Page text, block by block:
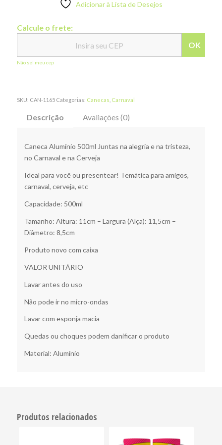
Adicionar à Lista de Desejos
Calcule o frete:
OK
Não sei meu cep
SKU: CAN-1165 Categorias: Canecas Carnaval
Descrição Avaliações (0)
Caneca Alumínio 500ml Juntas na alegria e na tristeza,
no Carnaval e na Cerveja
Ideal para você ou presentear! Temática para amigos,
carnaval, cerveja, etc
Capacidade: 500ml
Tamanho: Altura: 11cm – Largura (Alça): 11,5cm –
Diâmetro: 8,5cm
Produto novo com caixa
VALOR UNITÁRIO
Lavar antes do uso
Não pode ir no micro-ondas
Lavar com esponja macia
Quedas ou choques podem danificar o produto
Material: Alumínio
Produtos relacionados